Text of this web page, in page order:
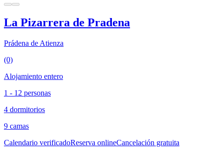
La Pizarrera de Pradena
Prádena de Atienza
(0)
Alojamiento entero
1 - 12 personas
4 dormitorios
9 camas
Calendario verificadoReserva onlineCancelación gratuita